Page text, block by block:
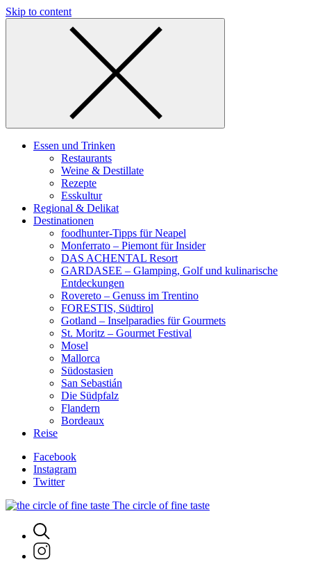
Skip to content
Essen und Trinken
Restaurants
Weine & Destillate
Rezepte
Esskultur
Regional & Delikat
Destinationen
foodhunter-Tipps für Neapel
Monferrato – Piemont für Insider
DAS ACHENTAL Resort
GARDASEE – Glamping, Golf und kulinarische
Entdeckungen
Rovereto – Genuss im Trentino
FORESTIS, Südtirol
Gotland – Inselparadies für Gourmets
St. Moritz – Gourmet Festival
Mosel
Mallorca
Südostasien
San Sebastián
Die Südpfalz
Flandern
Bordeaux
Reise
Facebook
Instagram
Twitter
The circle of fine taste